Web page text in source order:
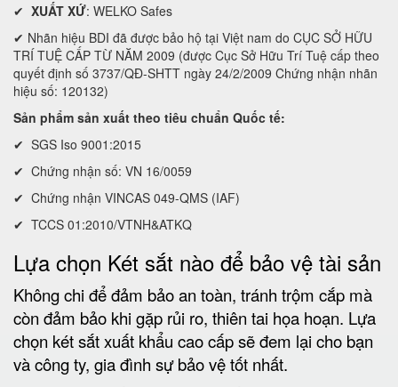
✔ XUẤT XỨ: WELKO Safes
✔ Nhãn hiệu BDI đã được bảo hộ tại Việt nam do CỤC SỞ HỮU
TRÍ TUỆ CẤP TỪ NĂM 2009 (được Cục Sở Hữu Trí Tuệ cấp theo
quyết định số 3737/QĐ-SHTT ngày 24/2/2009 Chứng nhận nhãn
hiệu số: 120132)
Sản phẩm sản xuất theo tiêu chuẩn Quốc tế:
✔ SGS Iso 9001:2015
✔ Chứng nhận số: VN 16/0059
✔ Chứng nhận VINCAS 049-QMS (IAF)
✔ TCCS 01:2010/VTNH&ATKQ
Lựa chọn Két sắt nào để bảo vệ tài sản
Không chi để đảm bảo an toàn, tránh trộm cắp mà
còn đảm bảo khi gặp rủi ro, thiên tai họa hoạn. Lựa
chọn két sắt xuất khẩu cao cấp sẽ đem lại cho bạn
và công ty, gia đình sự bảo vệ tốt nhất.